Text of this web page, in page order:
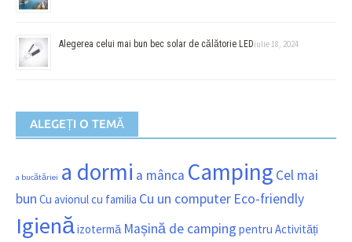
Alegerea celui mai bun bec solar de călătorie LEDiulie 18, 2024
ALEGEȚI O TEMĂ
a bucătăriei a dormi a mânca Camping Cel mai
bun Cu avionulcu familia Cu un computer Eco-friendly
Igienăizotermă Mașină de camping pentru Activități